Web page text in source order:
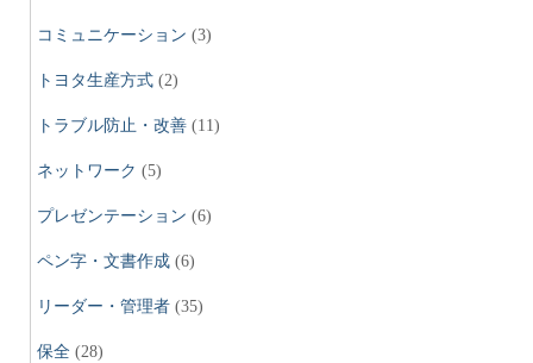
コミュニケーション (3)
トヨタ生産方式 (2)
トラブル防止・改善 (11)
ネットワーク (5)
プレゼンテーション (6)
ペン字・文書作成 (6)
リーダー・管理者 (35)
保全 (28)